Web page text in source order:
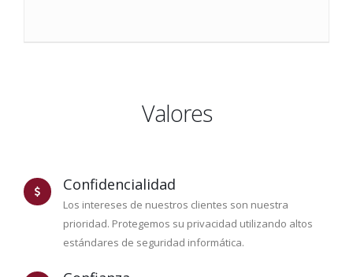
Valores
Confidencialidad
Los intereses de nuestros clientes son nuestra
prioridad. Protegemos su privacidad utilizando altos
estándares de seguridad informática.